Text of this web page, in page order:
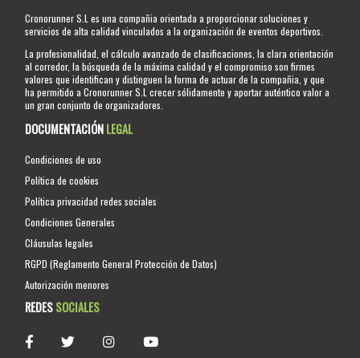
Cronorunner S.L es una compañia orientada a proporcionar soluciones y
servicios de alta calidad vinculados a la organización de eventos deportivos.
La profesionalidad, el cálculo avanzado de clasificaciones, la clara orientación
al corredor, la búsqueda de la máxima calidad y el compromiso son firmes
valores que identifican y distinguen la forma de actuar de la compañia, y que
ha permitido a Cronorunner S.L crecer sólidamente y aportar auténtico valor a
un gran conjunto de organizadores.
DOCUMENTACIÓNLEGAL
Condiciones de uso
Política de cookies
Política privacidad redes sociales
Condiciones Generales
Cláusulas legales
RGPD (Reglamento General Protección de Datos)
Autorización menores
REDESSOCIALES